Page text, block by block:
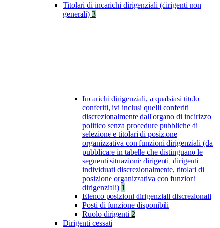
Titolari di incarichi dirigenziali (dirigenti non
generali) 3
Incarichi dirigenziali, a qualsiasi titolo
conferiti, ivi inclusi quelli conferiti
discrezionalmente dall'organo di indirizzo
politico senza procedure pubbliche di
selezione e titolari di posizione
organizzativa con funzioni dirigenziali (da
pubblicare in tabelle che distinguano le
seguenti situazioni: dirigenti, dirigenti
individuati discrezionalmente, titolari di
posizione organizzativa con funzioni
dirigenziali) 1
Elenco posizioni dirigenziali discrezionali
Posti di funzione disponibili
Ruolo dirigenti 2
Dirigenti cessati